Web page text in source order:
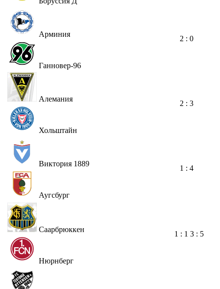
Арминия
Ганновер-96
2 : 0
Алемания
Хольштайн
2 : 3
Виктория 1889
Аугсбург
1 : 4
Саарбрюккен
Нюрнберг
1 : 1 3 : 5